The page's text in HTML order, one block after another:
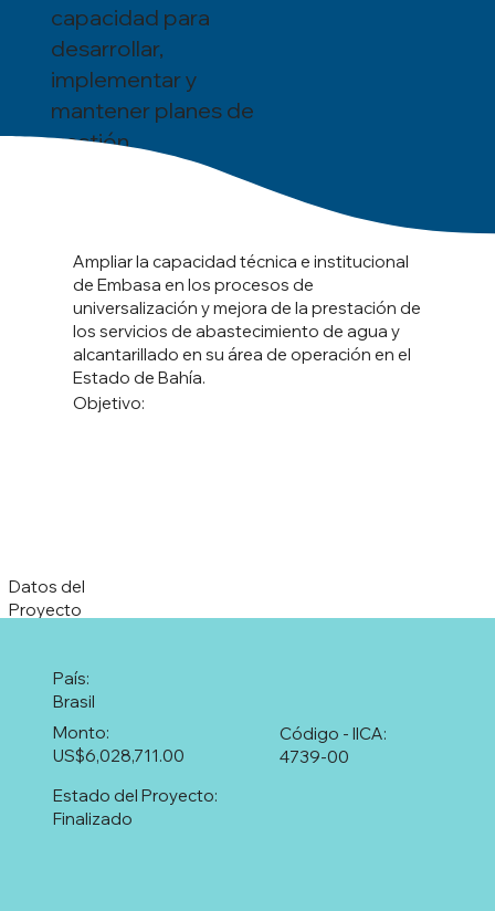
capacidad para
desarrollar,
implementar y
mantener planes de
gestión.
Objetivo:
Ampliar la capacidad técnica e institucional
de Embasa en los procesos de
universalización y mejora de la prestación de
los servicios de abastecimiento de agua y
alcantarillado en su área de operación en el
Estado de Bahía.
Datos del
Proyecto
País:
Brasil
4739-00
Código - IICA:
US$6,028,711.00
Monto:
Finalizado
Estado del Proyecto: